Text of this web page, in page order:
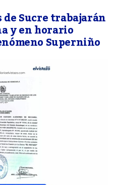
de Sucre trabajarán
y en horario
Superniño